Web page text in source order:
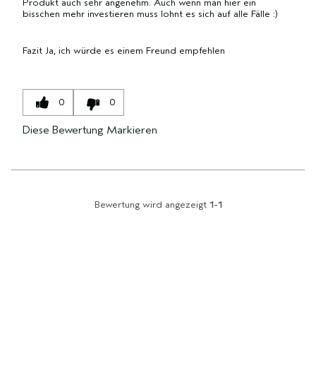
bisschen mehr investieren muss lohnt es sich auf alle Fälle :)
Fazit Ja, ich würde es einem Freund empfehlen
0 0
Diese Bewertung Markieren
Bewertung wird angezeigt 1-1